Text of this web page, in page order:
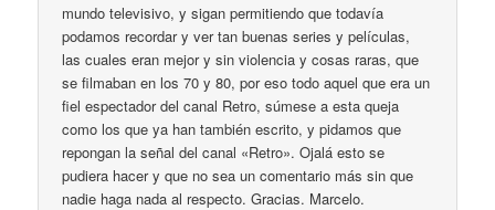
mundo televisivo, y sigan permitiendo que todavía
podamos recordar y ver tan buenas series y películas,
las cuales eran mejor y sin violencia y cosas raras, que
se filmaban en los 70 y 80, por eso todo aquel que era un
fiel espectador del canal Retro, súmese a esta queja
como los que ya han también escrito, y pidamos que
repongan la señal del canal «Retro». Ojalá esto se
pudiera hacer y que no sea un comentario más sin que
nadie haga nada al respecto. Gracias. Marcelo.